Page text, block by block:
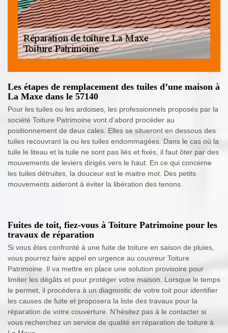
Les étapes de remplacement des tuiles d’une maison à
La Maxe dans le 57140
Pour les tuiles ou les ardoises, les professionnels proposés par la
société Toiture Patrimoine vont d’abord procéder au
positionnement de deux cales. Elles se situeront en dessous des
tuiles recouvrant la ou les tuiles endommagées. Dans le cas où la
tuile le liteau et la tuile ne sont pas liés et fixés, il faut ôter par des
mouvements de leviers dirigés vers le haut. En ce qui concerne
les tuiles détruites, la douceur est le maitre mot. Des petits
mouvements aideront à éviter la libération des tenons.
Fuites de toit, fiez-vous à Toiture Patrimoine pour les
travaux de réparation
Si vous êtes confronté à une fuite de toiture en saison de pluies,
vous pourrez faire appel en urgence au couvreur Toiture
Patrimoine. Il va mettre en place une solution provisoire pour
limiter les dégâts et pour protéger votre maison. Lorsque le temps
le permet, il procédera à un diagnostic de votre toit pour identifier
les causes de fuite et proposera la liste des travaux pour la
réparation de votre couverture. N’hésitez pas à le contacter si
vous recherchez un service de qualité en réparation de toiture à